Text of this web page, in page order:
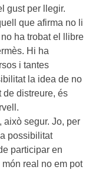
gust per llegir.
que afirma no li
ha trobat el llibre
Hi ha
i tantes
la idea de no
de distreure, és
segur. Jo, per
possibilitat
participar en
real no em pot